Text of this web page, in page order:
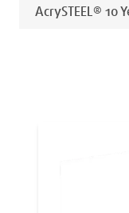
AcrySTEEL® 10